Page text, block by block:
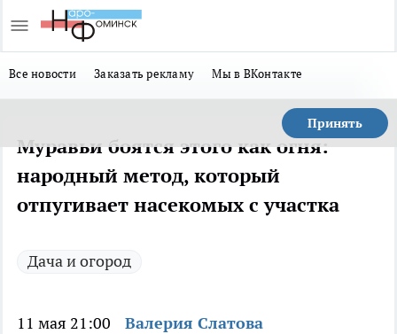
Все новости Заказать рекламу Мы в ВКонтакте
Принять
Муравьи боятся этого как огня:
народный метод, который
отпугивает насекомых с участка
Дача и огород
11 мая 21:00 Валерия Слатова